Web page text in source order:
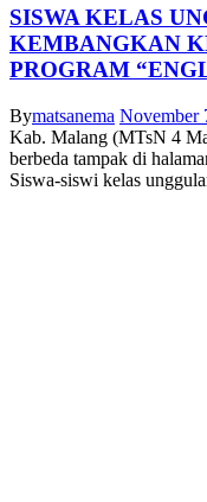
SISWA KELAS
KEMBANGKAN
PROGRAM
Bymatsanema November
Kab. Malang (MTsN 4
berbeda tampak di
Siswa-siswi kelas